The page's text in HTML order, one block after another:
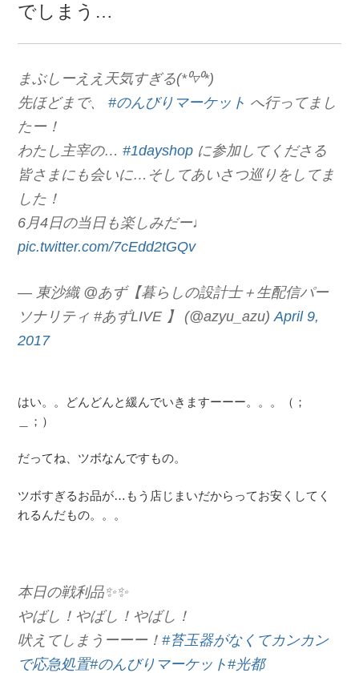
でしまう…
まぶしーええ天気すぎる(*⁰▿⁰*)
先ほどまで、#のんびりマーケット へ行ってまし
たー！
わたし主宰の…#1dayshop に参加してくださる
皆さまにも会いに…そしてあいさつ巡りをしてま
した！
6月4日の当日も楽しみだー♩
pic.twitter.com/7cEdd2tGQv
— 東沙織 @あず【暮らしの設計士＋生配信パー
ソナリティ #あずLIVE 】 (@azyu_azu)April 9,
2017
はい。。どんどんと緩んでいきますーーー。。。（；
＿；）
だってね、ツボなんですもの。
ツボすぎるお品が…もう店じまいだからってお安くしてく
れるんだもの。。。
本日の戦利品✨✨
やばし！やばし！やばし！
吠えてしまうーーー！#苔玉器がなくてカンカン
で応急処置#のんびりマーケット#光都